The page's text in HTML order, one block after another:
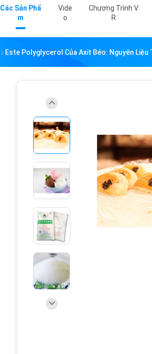
Các Sản Phẩ
M
Vide
O
Chương Trình V
R
Este Polyglycerol Của Axit Béo: Nguyên Liệu